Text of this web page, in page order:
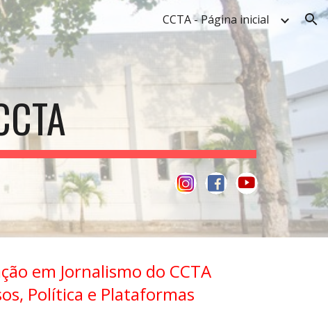
CCTA - Página inicial
em Jornalismo do CCTA
Política e Plataformas